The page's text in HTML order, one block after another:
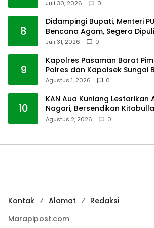
Juli 30, 2026 0
8
Didampingi Bupati, Menteri
Bencana Agam, Segera
Juli 31, 2026 0
9
Kapolres Pasaman Barat
Polres dan Kapolsek Sungai
Agustus 1, 2026 0
10
KAN Aua Kuniang Lestarikan
Nagari, Bersendikan
Agustus 2, 2026 0
Kontak Alamat
Redaksi
Marapipost.com